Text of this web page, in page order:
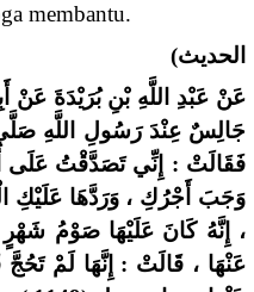
membantu.
الحديث)
عَنْ عَبْدِ اللَّهِ بْنِ بُرَيْدَةَ عَنْ
جَالِسٌ عِنْدَ رَسُولِ اللَّهِ صَلَّى
فَقَالَتْ : إِنِّي تَصَدَّقْتُ عَلَى
وَجَبَ أَجْرُكِ ، وَرَدَّهَا عَلَيْكِ
، إِنَّهُ كَانَ عَلَيْهَا صَوْمُ
عَنْهَا ، قَالَتْ : إِنَّهَا لَمْ